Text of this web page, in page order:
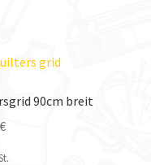
90cm breit
€